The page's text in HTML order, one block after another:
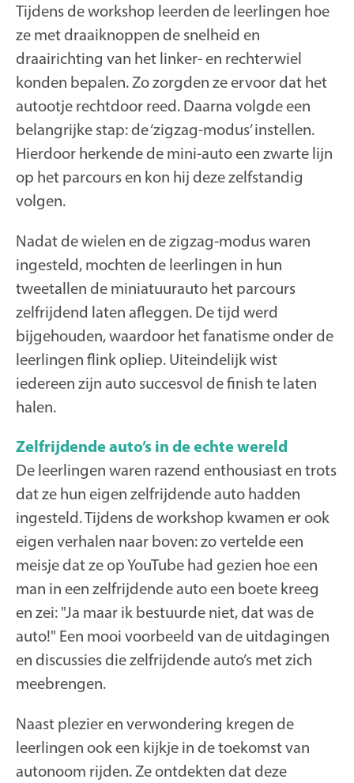
Tijdens de workshop leerden de leerlingen hoe
ze met draaiknoppen de snelheid en
draairichting van het linker- en rechterwiel
konden bepalen. Zo zorgden ze ervoor dat het
autootje rechtdoor reed. Daarna volgde een
belangrijke stap: de ‘zigzag-modus’ instellen.
Hierdoor herkende de mini-auto een zwarte lijn
op het parcours en kon hij deze zelfstandig
volgen.
Nadat de wielen en de zigzag-modus waren
ingesteld, mochten de leerlingen in hun
tweetallen de miniatuurauto het parcours
zelfrijdend laten afleggen. De tijd werd
bijgehouden, waardoor het fanatisme onder de
leerlingen flink opliep. Uiteindelijk wist
iedereen zijn auto succesvol de finish te laten
halen.
Zelfrijdende auto’s in de echte wereld
De leerlingen waren razend enthousiast en trots
dat ze hun eigen zelfrijdende auto hadden
ingesteld. Tijdens de workshop kwamen er ook
eigen verhalen naar boven: zo vertelde een
meisje dat ze op YouTube had gezien hoe een
man in een zelfrijdende auto een boete kreeg
en zei: "Ja maar ik bestuurde niet, dat was de
auto!" Een mooi voorbeeld van de uitdagingen
en discussies die zelfrijdende auto’s met zich
meebrengen.
Naast plezier en verwondering kregen de
leerlingen ook een kijkje in de toekomst van
autonoom rijden. Ze ontdekten dat deze